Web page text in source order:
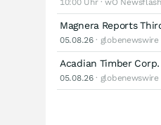
10:00 Uhr · wO Newsflash
Magnera Reports
05.08.26· globenewswire
Acadian Timber
05.08.26· globenewswire